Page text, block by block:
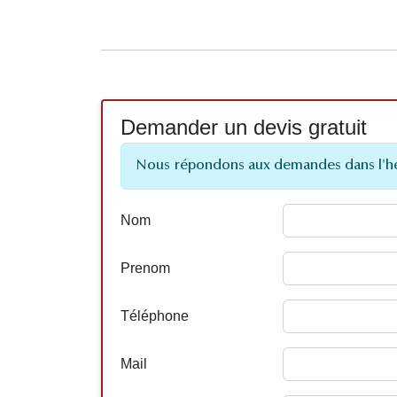
Demander un devis gratuit
Nous répondons aux demandes dans
Nom
Prenom
Téléphone
Mail